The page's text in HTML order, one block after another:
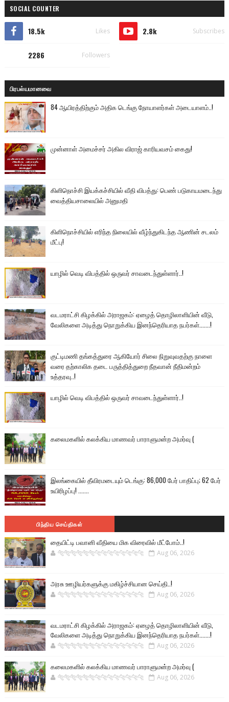
SOCIAL COUNTER
18.5k Likes 2.8k Subscribes
2286 Followers
பிரபல்யமானவை
84 ஆயிரத்திற்கும் அதிக டெங்கு நோயாளர்கள் அடையாளம்..!
முன்னாள் அமைச்சர் அகில விராஜ் காரியவசம் கைது!
கிளிநொச்சி இயக்கச்சியில் வீதி விபத்து: பெண் படுகாயமடைந்து
வைத்தியசாலையில் அனுமதி
கிளிநொச்சியில் எரிந்த நிலையில் வீழ்ந்துகிடந்த ஆணின் சடலம்
மீட்பு!
யாழில் வெடி விபத்தில் ஒருவர் சாவடைந்துள்ளார்..!
வடமராட்சி கிழக்கில் அராஜகம்: ஏழைத் தொழிலாளியின் வீடு,
வேலிகளை அடித்து நொறுக்கிய இனந்தெரியாத நபர்கள்.......!
குட்டிமணி தங்கத்துரை ஆகியோர் சிலை நிறுவுவதற்கு நாளை
வரை தற்காலிக தடை பருத்தித்துறை நீதவான் நீதிமன்றம்
உத்தரவு..!
யாழில் வெடி விபத்தில் ஒருவர் சாவடைந்துள்ளார்..!
கலைமகளில் கலக்கிய மாணவர் பாராளுமன்ற அமர்வு (
இலங்கையில் தீவிரமடையும் டெங்கு: 86,000 பேர் பாதிப்பு; 62 பேர்
உயிரிழப்பு! .......
பிந்திய செய்திகள்
தையிட்டி பவானி வீதியை மிக விரைவில் மீட்போம்..!
🐅🐅🐅🐅🐅🐅🐆🐆🐆🐆🐆🐆🐆🐆 Aug 06, 2026
அரசு ஊழியர்களுக்கு மகிழ்ச்சியான செய்தி..!
🐅🐅🐅🐅🐅🐅🐆🐆🐆🐆🐆🐆🐆🐆 Aug 06, 2026
வடமராட்சி கிழக்கில் அராஜகம்: ஏழைத் தொழிலாளியின் வீடு,
வேலிகளை அடித்து நொறுக்கிய இனந்தெரியாத நபர்கள்.......!
🐅🐅🐅🐅🐅🐅🐆🐆🐆🐆🐆🐆🐆🐆 Aug 06, 2026
கலைமகளில் கலக்கிய மாணவர் பாராளுமன்ற அமர்வு (
🐅🐅🐅🐅🐅🐅🐆🐆🐆🐆🐆🐆🐆🐆 Aug 06, 2026